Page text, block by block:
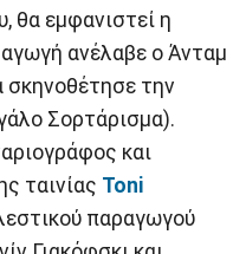
θα εμφανιστεί η
ανέλαβε ο Άνταμ
την
Σορτάρισμα).
και
ταινίας Toni
παραγωγού